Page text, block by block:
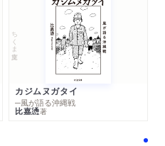
ちくま文庫
カジムヌガタイ
─風が語る沖縄戦
比嘉慂著